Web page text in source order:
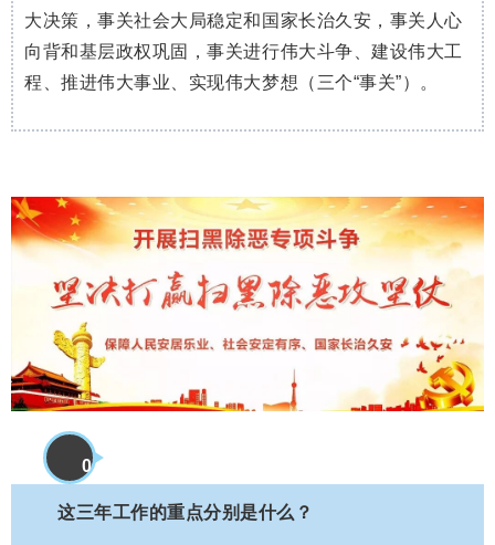
大决策，事关社会大局稳定和国家长治久安，事关人心
向背和基层政权巩固，事关进行伟大斗争、建设伟大工
程、推进伟大事业、实现伟大梦想（三个“事关”）。
0
3
这三年工作的重点分别是什么？